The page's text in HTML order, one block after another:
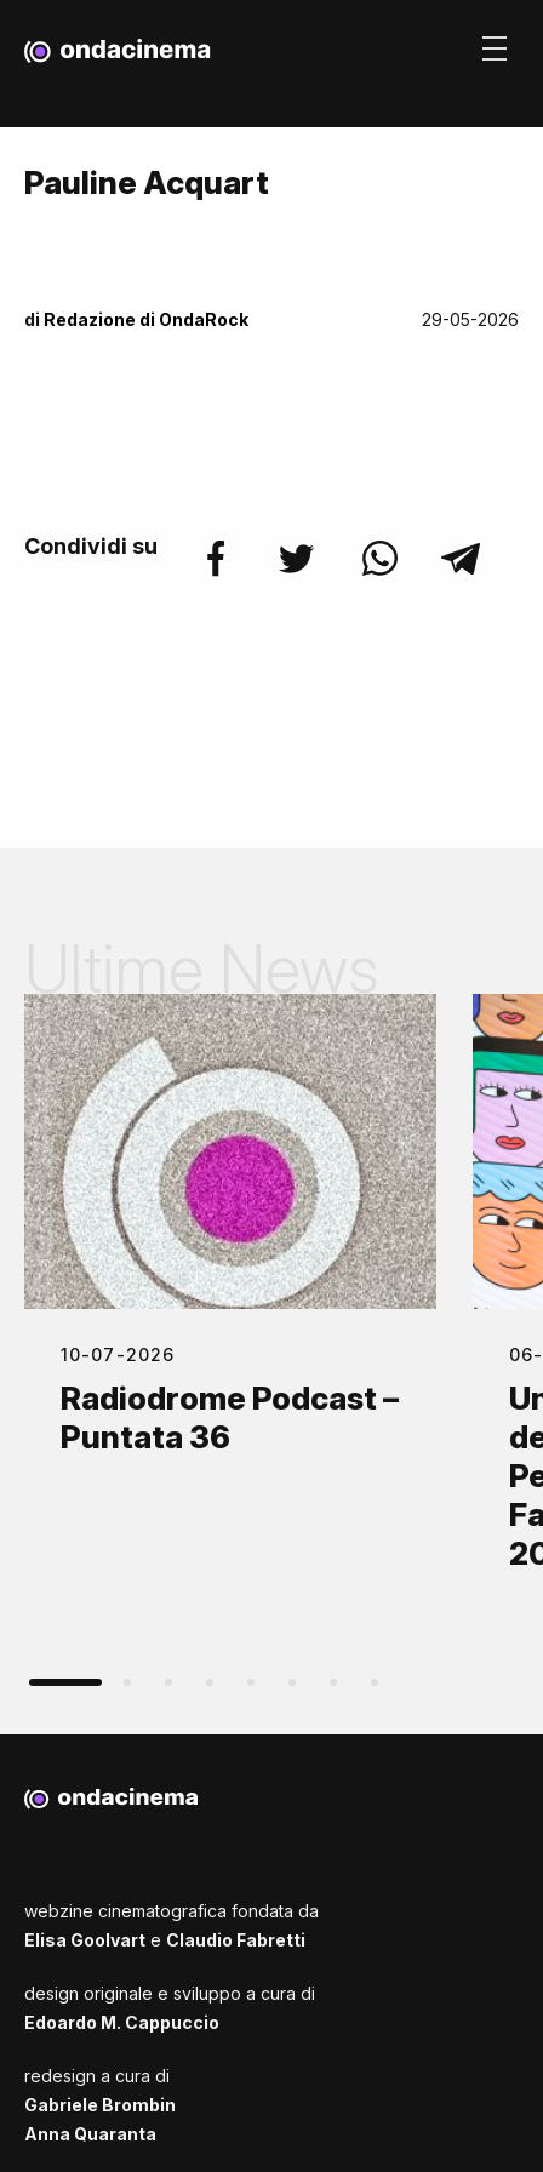
Pauline Acquart
di Redazione di OndaRock 29-05-2026
Condividi su
10-07-2026
Radiodrome Podcast –
Puntata 36
webzine cinematografica fondata da
Elisa Goolvart e Claudio Fabretti
design originale e sviluppo a cura di
Edoardo M. Cappuccio
redesign a cura di
Gabriele Brombin
Anna Quaranta